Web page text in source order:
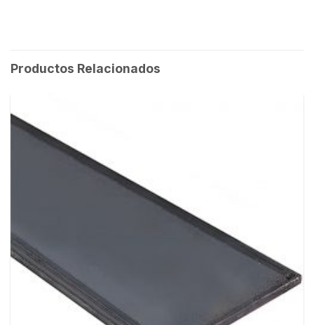
Productos Relacionados